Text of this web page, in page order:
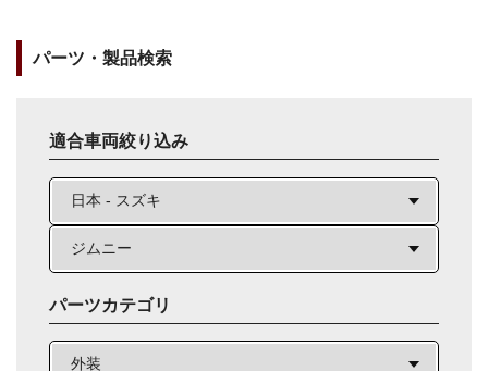
パーツ・製品検索
適合車両絞り込み
パーツカテゴリ